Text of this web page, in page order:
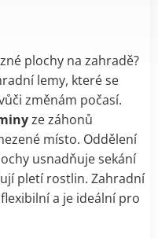
plochy na zahradě?
lemy, které se
změnám počasí.
ze záhonů
místo. Oddělení
usnadňuje sekání
pletí rostlin. Zahradní
a je ideální pro